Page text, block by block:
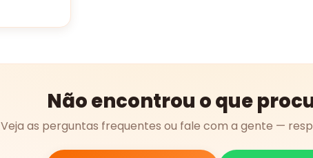
Não encontrou o que
Veja as perguntas frequentes ou fale com a gente —